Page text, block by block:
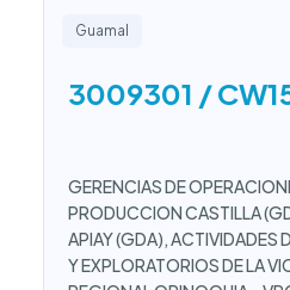
Guamal
3009301 /
GERENCIAS DE
PRODUCCION CASTILLA
APIAY (GDA), ACTIVIDADES
Y EXPLORATORIOS DE LA